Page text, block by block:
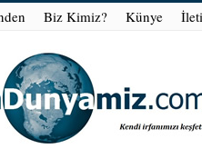
Biz Kimiz? Künye